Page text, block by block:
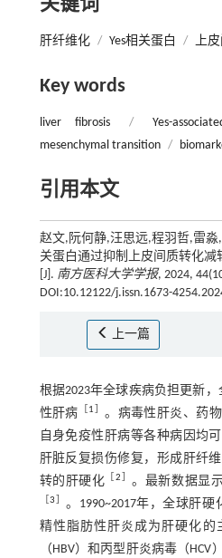
关键词
肝纤维化 / Yes相关蛋白 / 上
Key words
liver fibrosis / Yes-
mesenchymal transition /
引用本文
赵文,阮何静,汪思远,程羽哲,雷淼
关蛋白通过抑制上皮间质转化减
[J]. 南方医科大学学报, 2024,
DOI:10.12122/j.issn.1673-
上一篇
根据2023年全球疾病负担更新
性肝病
1
。病毒性肝炎、药
自身免疫性肝病等各种病因均
肝脏反复损伤修复，形成肝纤
转的肝硬化 ［2 。最新数据显
［3
。1990~2017年，全球肝硬
精性脂肪性肝炎成为肝硬化的
（HBV）和丙型肝炎病毒（